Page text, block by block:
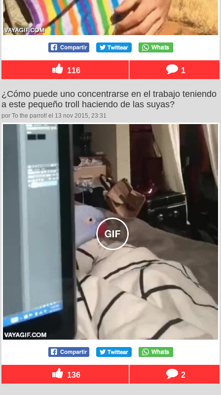
116 1
¿Cómo puede uno concentrarse en el trabajo teniendo
a este pequeño troll haciendo de las suyas?
por To the parrot! el 13 nov 2015, 23:31
136 2